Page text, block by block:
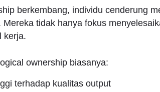
berkembang, individu cenderung
tidak hanya fokus
kerja.
ownership biasanya:
terhadap kualitas output